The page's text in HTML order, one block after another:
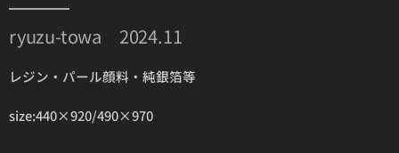
ryuzu-towa 2024.11
レジン・パール顔料・純銀箔等
size:440×920/490×970